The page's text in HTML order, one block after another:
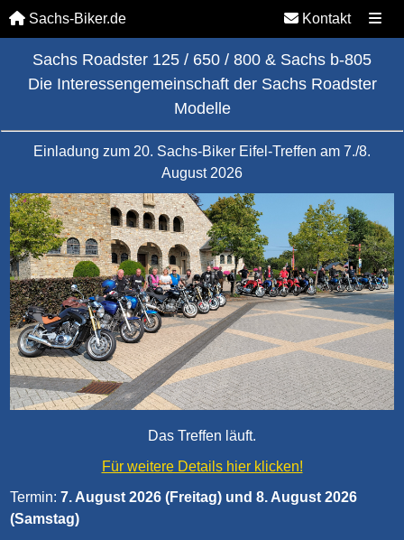
Sachs-Biker.de Kontakt
Sachs Roadster 125 / 650 / 800 & Sachs b-805
Die Interessengemeinschaft der Sachs Roadster
Modelle
Einladung zum 20. Sachs-Biker Eifel-Treffen am 7./8.
August 2026
Das Treffen läuft.
Für weitere Details hier klicken!
Termin: 7. August 2026 (Freitag) und 8. August 2026
(Samstag)